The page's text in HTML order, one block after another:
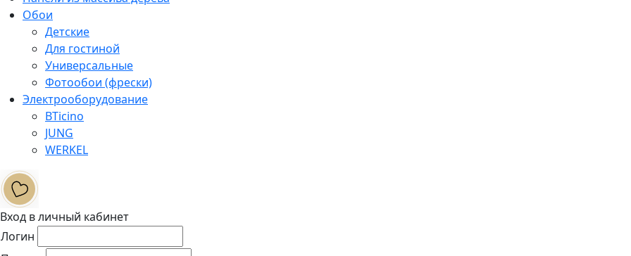
Обои
Детские
Для гостиной
Универсальные
Фотообои (фрески)
Электрооборудование
BTicino
JUNG
WERKEL
Вход в личный кабинет
Логин